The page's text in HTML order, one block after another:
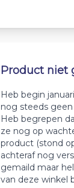
Product niet
Heb begin
nog steeds
Heb begrepen
ze nog op
product (stond
achteraf nog
gemaild maar
van deze winkel